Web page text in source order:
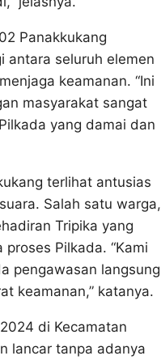
Panakkukang
antara seluruh elemen
keamanan. “Ini
masyarakat sangat
yang damai dan
terlihat antusias
Salah satu warga,
Tripika yang
Pilkada. “Kami
pengawasan langsung
keamanan,” katanya.
di Kecamatan
lancar tanpa adanya